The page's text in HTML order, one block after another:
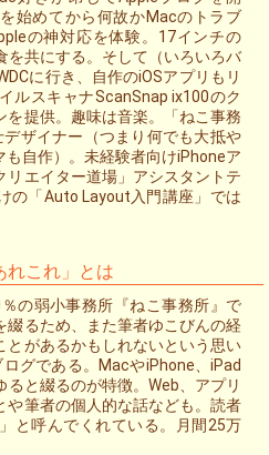
始めてから何故かMacのトラブ
の神対応を体験。17インチの
を共にする。そして（いろいろバ
に行き、自作のiOSアプリもリ
ルスキャナScanSnap ix100のク
を提供。趣味は音楽。「ねこ事務
ザイナー（つまり何でも大抵や
自作）。未経験者向けiPhoneア
リエイター道場」アシスタントテ
の「Auto Layout入門講座」では
れこれ」とは
の弱小事務所『ねこ事務所』で
綴るため、また筆者ゆこびんの経
とがあるかもしれないという思い
グである。MacやiPhone、iPad
と綴るのが特徴。Web、アプリ
や筆者の個人的な話なども。読者
と呼んでくれている。月間25万